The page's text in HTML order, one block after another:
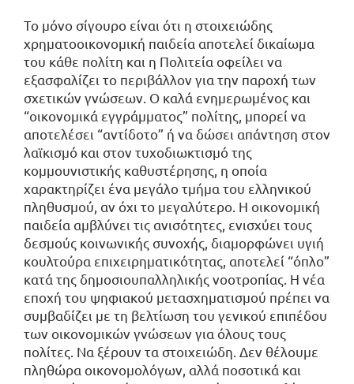
Το μόνο σίγουρο είναι ότι η στοιχειώδης
χρηματοοικονομική παιδεία αποτελεί δικαίωμα
του κάθε πολίτη και η Πολιτεία οφείλει να
εξασφαλίζει το περιβάλλον για την παροχή των
σχετικών γνώσεων. Ο καλά ενημερωμένος και
“οικονομικά εγγράμματος” πολίτης, μπορεί να
αποτελέσει “αντίδοτο” ή να δώσει απάντηση στον
λαϊκισμό και στον τυχοδιωκτισμό της
κομμουνιστικής καθυστέρησης, η οποία
χαρακτηρίζει ένα μεγάλο τμήμα του ελληνικού
πληθυσμού, αν όχι το μεγαλύτερο. Η οικονομική
παιδεία αμβλύνει τις ανισότητες, ενισχύει τους
δεσμούς κοινωνικής συνοχής, διαμορφώνει υγιή
κουλτούρα επιχειρηματικότητας, αποτελεί “όπλο”
κατά της δημοσιουπαλληλικής νοοτροπίας. Η νέα
εποχή του ψηφιακού μετασχηματισμού πρέπει να
συμβαδίζει με τη βελτίωση του γενικού επιπέδου
των οικονομικών γνώσεων για όλους τους
πολίτες. Να ξέρουν τα στοιχειώδη. Δεν θέλουμε
πληθώρα οικονομολόγων, αλλά ποσοτικά και